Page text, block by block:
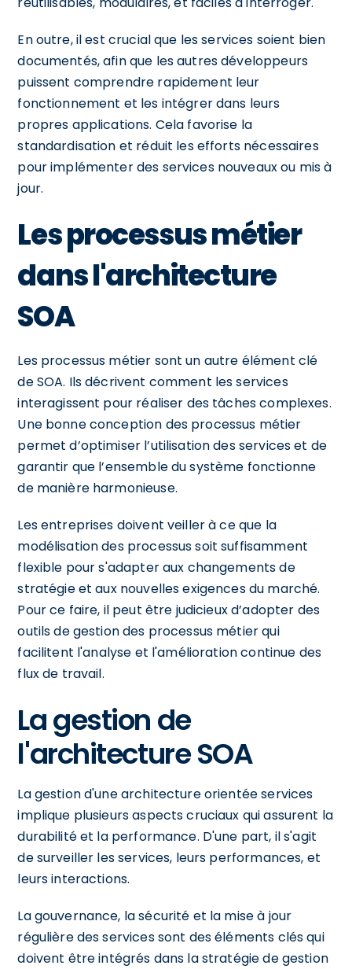
En outre, il est crucial que les services soient bien
documentés, afin que les autres développeurs
puissent comprendre rapidement leur
fonctionnement et les intégrer dans leurs
propres applications. Cela favorise la
standardisation et réduit les efforts nécessaires
pour implémenter des services nouveaux ou mis à
jour.
Les processus métier
dans l'architecture
SOA
Les processus métier sont un autre élément clé
de SOA. Ils décrivent comment les services
interagissent pour réaliser des tâches complexes.
Une bonne conception des processus métier
permet d’optimiser l’utilisation des services et de
garantir que l’ensemble du système fonctionne
de manière harmonieuse.
Les entreprises doivent veiller à ce que la
modélisation des processus soit suffisamment
flexible pour s'adapter aux changements de
stratégie et aux nouvelles exigences du marché.
Pour ce faire, il peut être judicieux d’adopter des
outils de gestion des processus métier qui
facilitent l'analyse et l'amélioration continue des
flux de travail.
La gestion de
l'architecture SOA
La gestion d'une architecture orientée services
implique plusieurs aspects cruciaux qui assurent la
durabilité et la performance. D'une part, il s'agit
de surveiller les services, leurs performances, et
leurs interactions.
La gouvernance, la sécurité et la mise à jour
régulière des services sont des éléments clés qui
doivent être intégrés dans la stratégie de gestion